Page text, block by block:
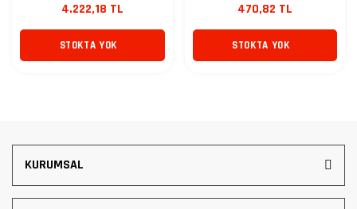
4.222,18 TL
STOKTA YOK
470,82 TL
STOKTA YOK
KURUMSAL